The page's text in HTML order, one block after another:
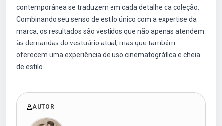
contemporânea se traduzem em cada detalhe da coleção.
Combinando seu senso de estilo único com a expertise da
marca, os resultados são vestidos que não apenas atendem
às demandas do vestuário atual, mas que também
oferecem uma experiência de uso cinematográfica e cheia
de estilo.
AUTOR